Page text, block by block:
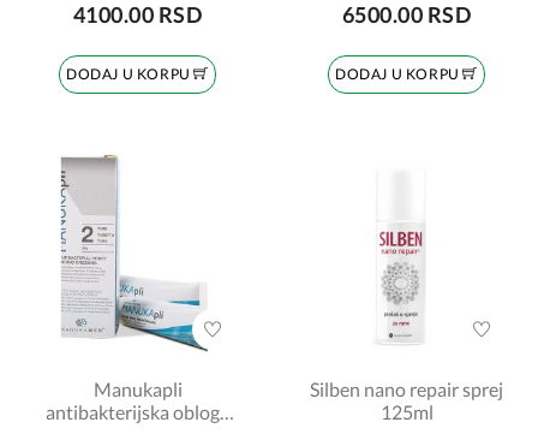
4100.00 RSD
DODAJ U KORPU
6500.00 RSD
DODAJ U KORPU
Manukapli
antibakterijska obloga
Silben nano repair sprej
125ml